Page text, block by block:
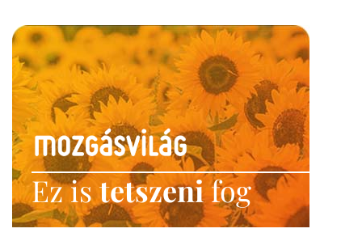
Ez istetszenifog